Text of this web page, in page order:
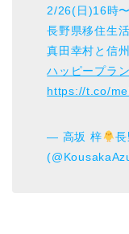
2/26(日)16時
長野県移住生
真田幸村と信
ハッピープラ
https://t.co/
— 高坂 梓